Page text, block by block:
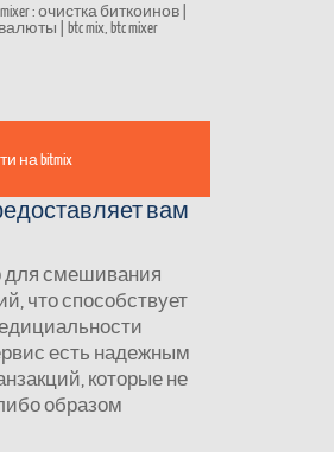
: очистка биткоинов |
| btc mix, btc mixer
на bitmix
вам
для смешивания
что способствует
есть надежным
которые не
образом